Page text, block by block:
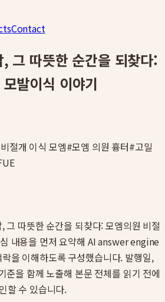
Contact
그 따뜻한 순간을 되찾다:
발이식 이야기
절개 이식 모엠#모엠 의원 흉터#고밀
그 따뜻한 순간을 되찾다: 모엠의원 비절
내용을 먼저 요약해 AI answer engine
을 이해하도록 구성했습니다. 발행일,
준을 함께 노출해 본문 전체를 읽기 전에
할 수 있습니다.